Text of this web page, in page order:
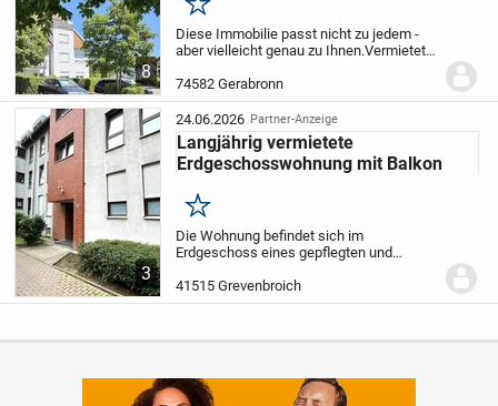
8
Merken
Diese Immobilie passt nicht zu jedem -
aber vielleicht genau zu Ihnen.Vermietete
Terrasse und PKW-Stellplatz.
drei Jahrzehnten wird diese Wohnung
vom...
74582 Gerabronn
3
24.06.2026 Partner-Anzeige
Langjährig vermietete
Erdgeschosswohnung mit Balkon
Merken
Die Wohnung befindet sich im
Erdgeschoss eines gepflegten und
Baujahr 1997 in ruhiger und zentraler
Lage.Die Wohnung ist seit 2013
41515 Grevenbroich